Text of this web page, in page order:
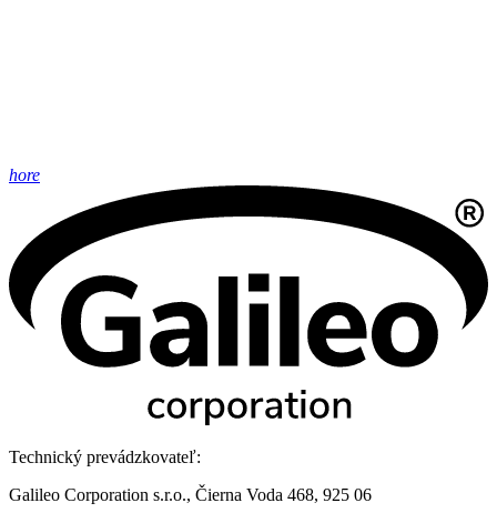
hore
Technický prevádzkovateľ:
Galileo Corporation s.r.o., Čierna Voda 468, 925 06